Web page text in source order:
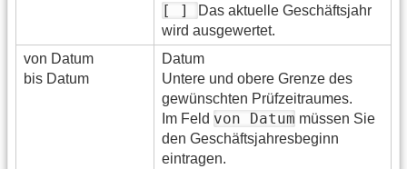
[ ]
Das aktuelle Geschäftsjahr
wird ausgewertet.
von Datum
bis Datum
Datum
Untere und obere Grenze des
gewünschten Prüfzeitraumes.
Im Feld von Datum müssen Sie
den Geschäftsjahresbeginn
eintragen.